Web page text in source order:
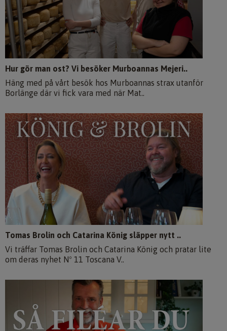
Hur gör man ost? Vi besöker Murboannas Mejeri..
Häng med på vårt besök hos Murboannas strax utanför
Borlänge där vi fick vara med när Mat..
Tomas Brolin och Catarina König släpper nytt ..
Vi träffar Tomas Brolin och Catarina König och pratar lite
om deras nyhet Nº 11 Toscana V..